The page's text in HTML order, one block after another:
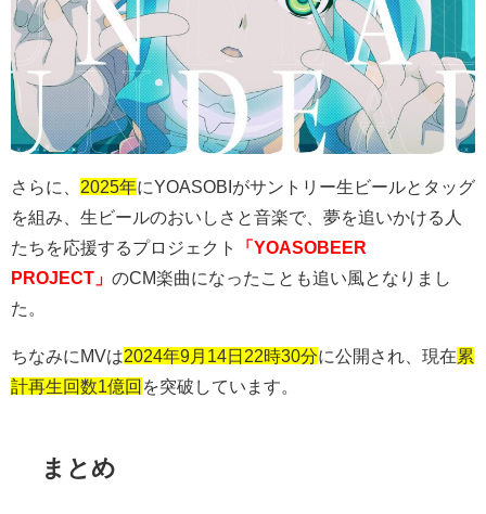
さらに、 2025年にYOASOBI がサントリー生ビールとタッグ
を組み、生ビールのおいしさと音楽で、夢を追いかける人
たちを応援するプロジェクト
「YOASOBEER
PROJECT」 のCM楽曲になったことも追い風となりまし
た。
ちなみに MVは2024年9月14日22時30分に公開され、現在累
計再生回数1億回 を突破しています。
まとめ